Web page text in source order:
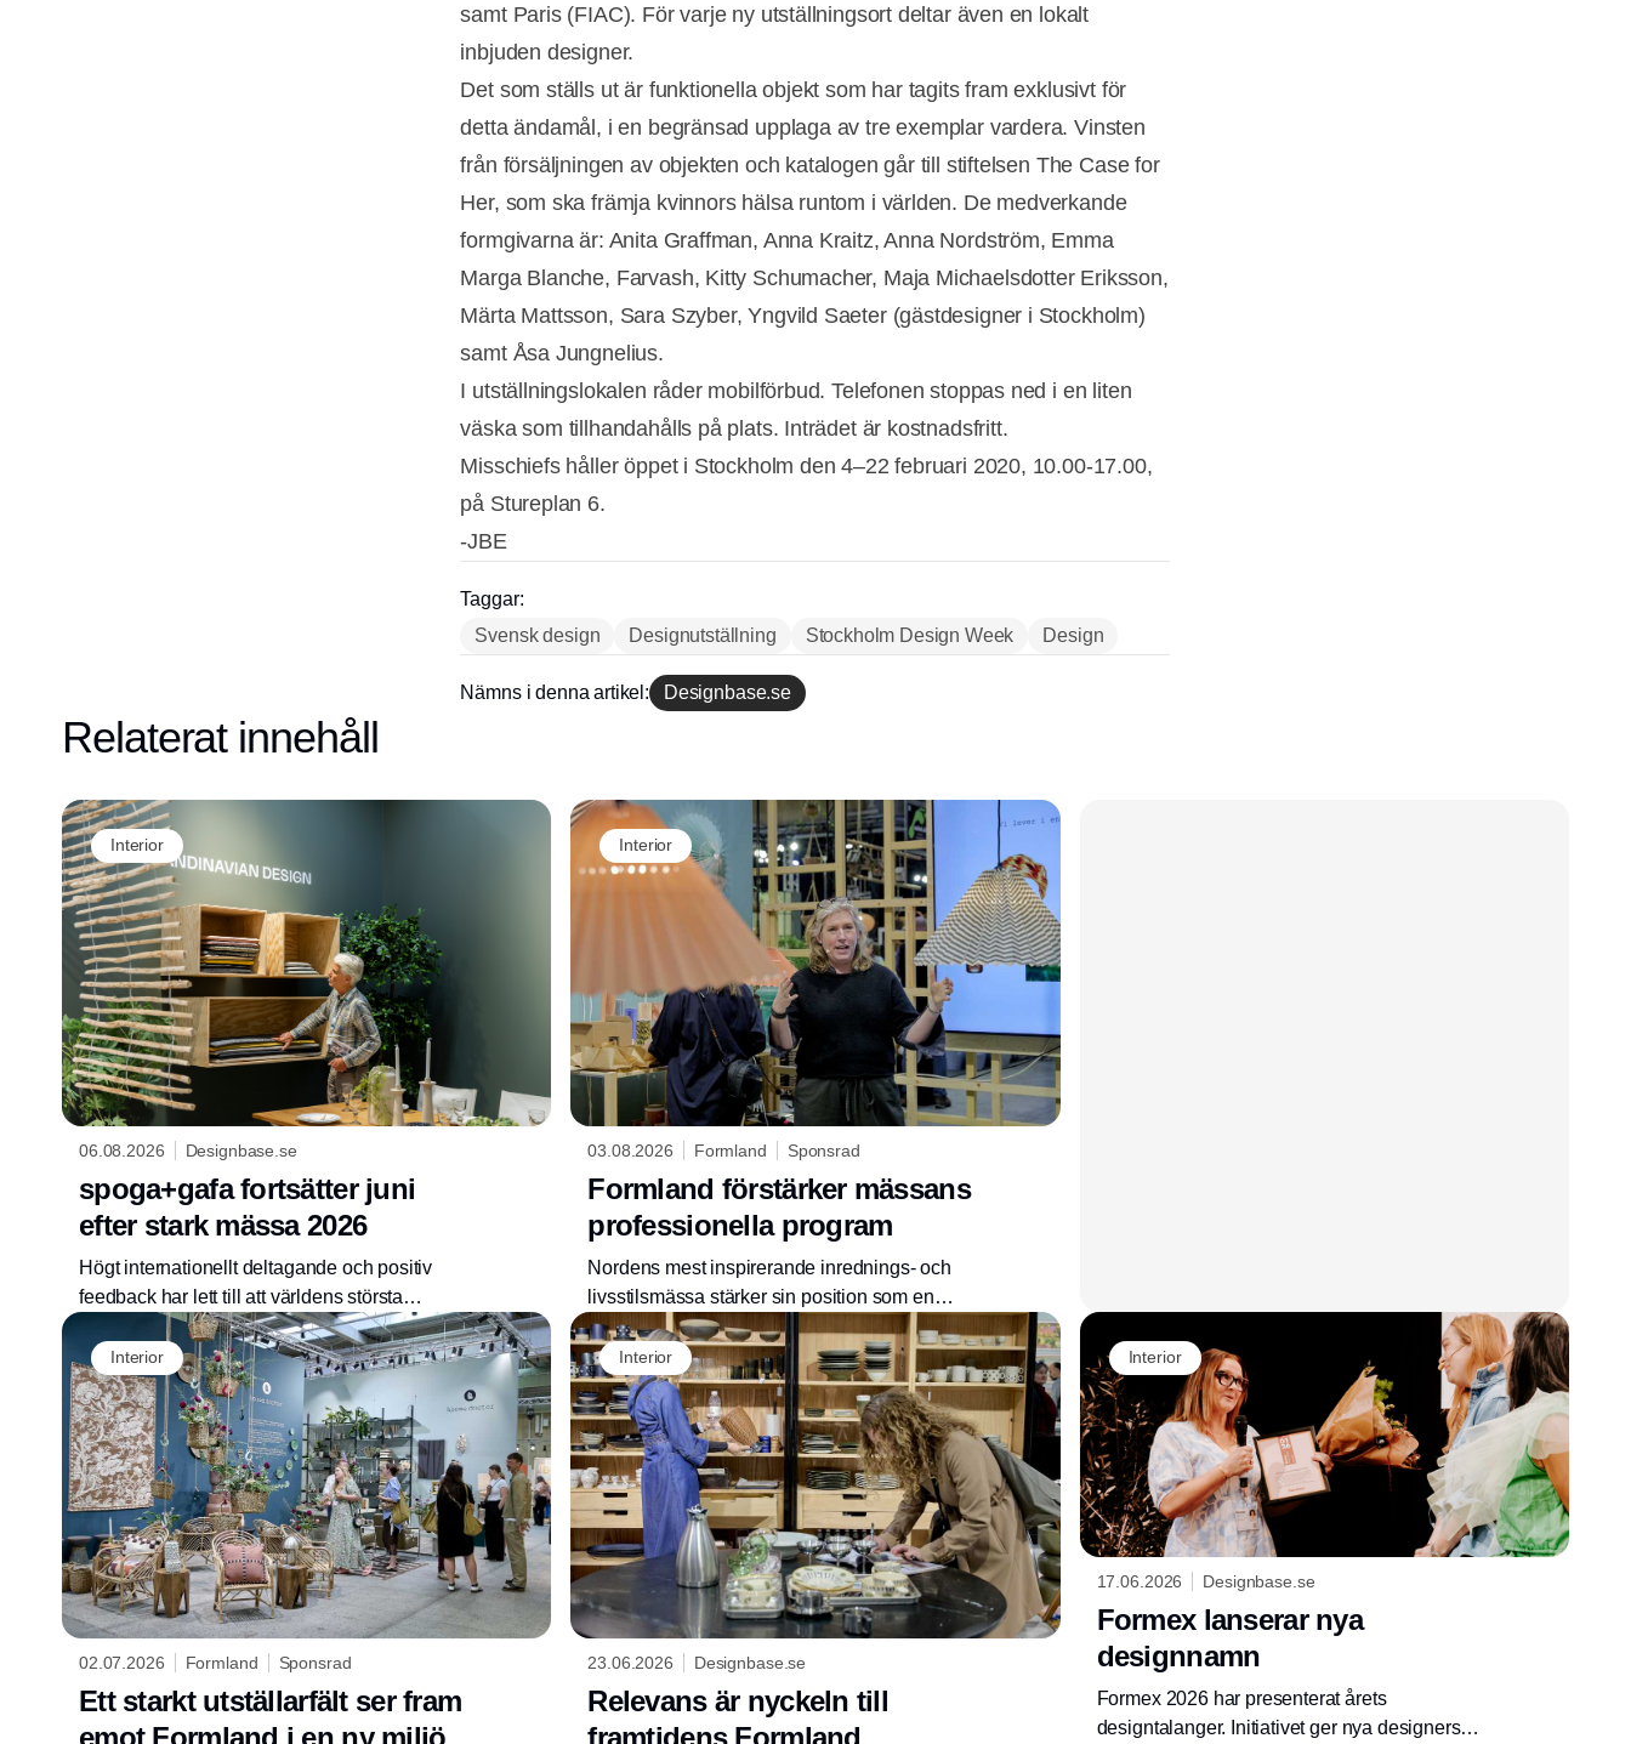
samt Paris (FIAC). För varje ny utställningsort deltar även en lokalt
inbjuden designer.
Det som ställs ut är funktionella objekt som har tagits fram exklusivt för
detta ändamål, i en begränsad upplaga av tre exemplar vardera. Vinsten
från försäljningen av objekten och katalogen går till stiftelsen The Case for
Her, som ska främja kvinnors hälsa runtom i världen. De medverkande
formgivarna är: Anita Graffman, Anna Kraitz, Anna Nordström, Emma
Marga Blanche, Farvash, Kitty Schumacher, Maja Michaelsdotter Eriksson,
Märta Mattsson, Sara Szyber, Yngvild Saeter (gästdesigner i Stockholm)
samt Åsa Jungnelius.
I utställningslokalen råder mobilförbud. Telefonen stoppas ned i en liten
väska som tillhandahålls på plats. Inträdet är kostnadsfritt.
Misschiefs håller öppet i Stockholm den 4–22 februari 2020, 10.00-17.00,
på Stureplan 6.
-JBE
Taggar:
Svensk design
Designutställning Stockholm Design Week Design
Nämns i denna artikel: Designbase.se
Relaterat innehåll
Interior
06.08.2026 Designbase.se
spoga+gafa fortsätter juni
efter stark mässa 2026
Högt internationellt deltagande och positiv
feedback har lett till att världens största
trädgårdslivsstils- och grillmässa permanent
behållit juni som sitt hålldatum.
Interior
03.08.2026 Formland Sponsrad
Formland förstärker mässans
professionella program
Nordens mest inspirerande inrednings- och
livsstilsmässa stärker sin position som en
stark professionell mötesplats och viktigt
kunskapscentrum. Formland Autumn, som
äger rum på MCH Messecenter Herning 16-
18 augusti 2026, erbjuder ett exklusivt
tredagarsprogram med massor av nya
föreläsningar, workshops, paneldebatter och
utställningar.
Interior
02.07.2026 Formland Sponsrad
Ett starkt utställarfält ser fram
emot Formland i en ny miljö
Interior
23.06.2026 Designbase.se
Relevans är nyckeln till
framtidens Formland
Interior
17.06.2026 Designbase.se
Formex lanserar nya
designnamn
Formex 2026 har presenterat årets
designtalanger. Initiativet ger nya designers